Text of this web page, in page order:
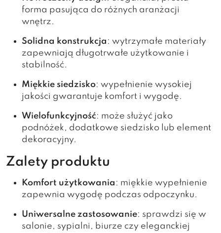
forma pasująca do różnych aranżacji
wnętrz.
Solidna konstrukcja : wytrzymałe materiały
zapewniają długotrwałe użytkowanie i
stabilność.
Miękkie siedzisko: wypełnienie wysokiej
jakości gwarantuje komfort i wygodę.
Wielofunkcyjność: może służyć jako
podnóżek, dodatkowe siedzisko lub element
dekoracyjny.
Zalety produktu
Komfort użytkowania : miękkie wypełnienie
zapewnia wygodę podczas odpoczynku.
Uniwersalne zastosowanie: sprawdzi się w
salonie, sypialni, biurze czy eleganckiej